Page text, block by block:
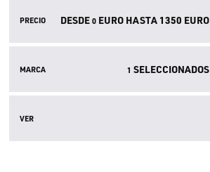
PRECIO DESDE 0EURO HASTA1350 EURO
MARCA 1 SELECCIONADOS
VER